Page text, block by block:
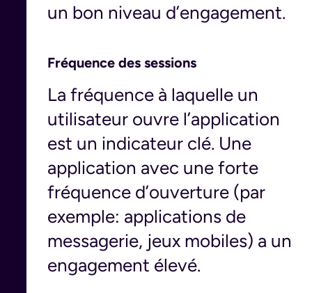
un bon niveau d’engagement.
Fréquence des sessions
La fréquence à laquelle un
utilisateur ouvre l’application
est un indicateur clé. Une
application avec une forte
fréquence d’ouverture (par
exemple: applications de
messagerie, jeux mobiles) a un
engagement élevé.